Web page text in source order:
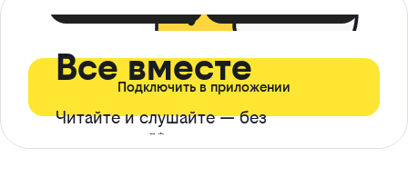
Все вместе
Читайте и слушайте — без
ограничений*
Подключить в приложении